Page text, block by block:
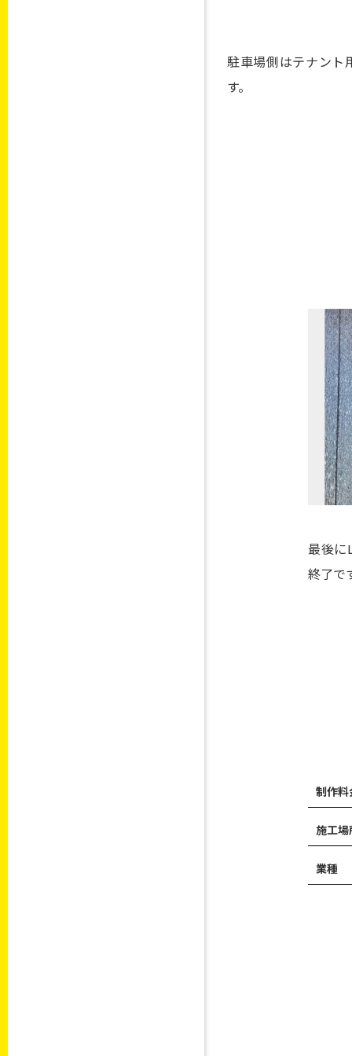
駐車場側はテナント
す。
最後に
終了で
制作料
施工場
業種